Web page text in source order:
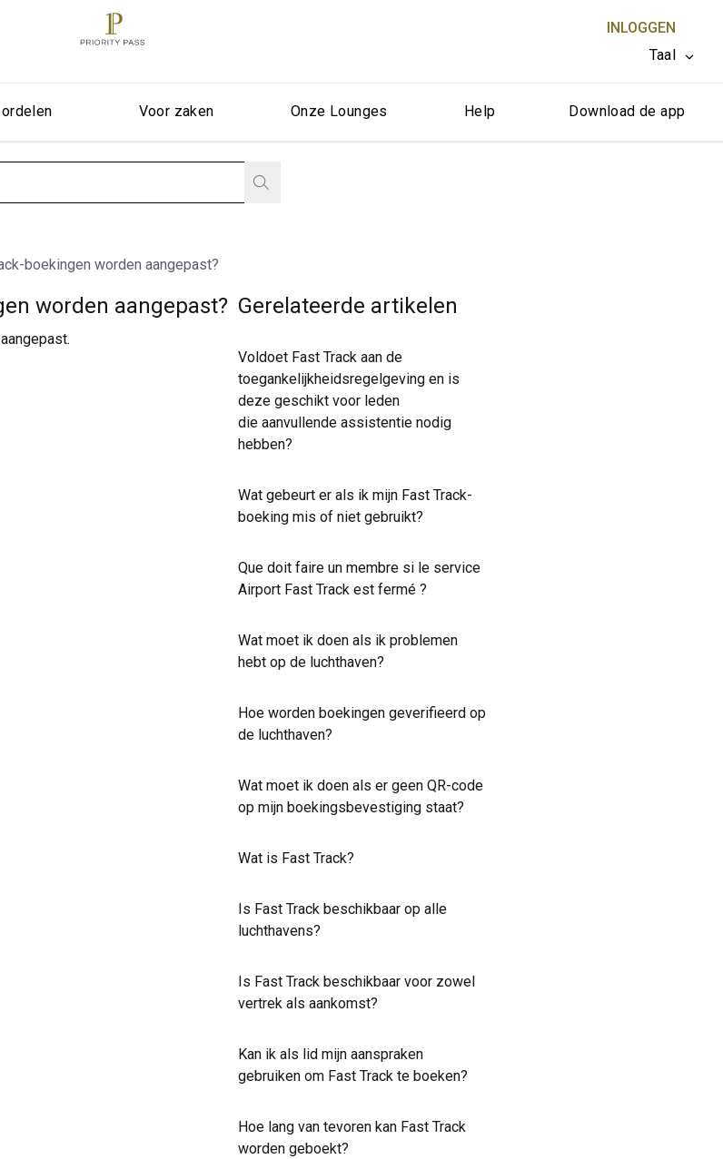
INLOGGEN
Taal
SLUITEN X
Voor zaken Onze Lounges Help Download de app
boekingen worden aangepast?
worden aangepast? Gerelateerde artikelen
Voldoet Fast Track aan de
toegankelijkheidsregelgeving en is
deze geschikt voor leden
die aanvullende assistentie nodig
hebben?
Wat gebeurt er als ik mijn Fast Track-
boeking mis of niet gebruikt?
Que doit faire un membre si le service
Airport Fast Track est fermé ?
Wat moet ik doen als ik problemen
hebt op de luchthaven?
Hoe worden boekingen geverifieerd op
de luchthaven?
Wat moet ik doen als er geen QR-code
op mijn boekingsbevestiging staat?
Wat is Fast Track?
Is Fast Track beschikbaar op alle
luchthavens?
Is Fast Track beschikbaar voor zowel
vertrek als aankomst?
Kan ik als lid mijn aanspraken
gebruiken om Fast Track te boeken?
Hoe lang van tevoren kan Fast Track
worden geboekt?